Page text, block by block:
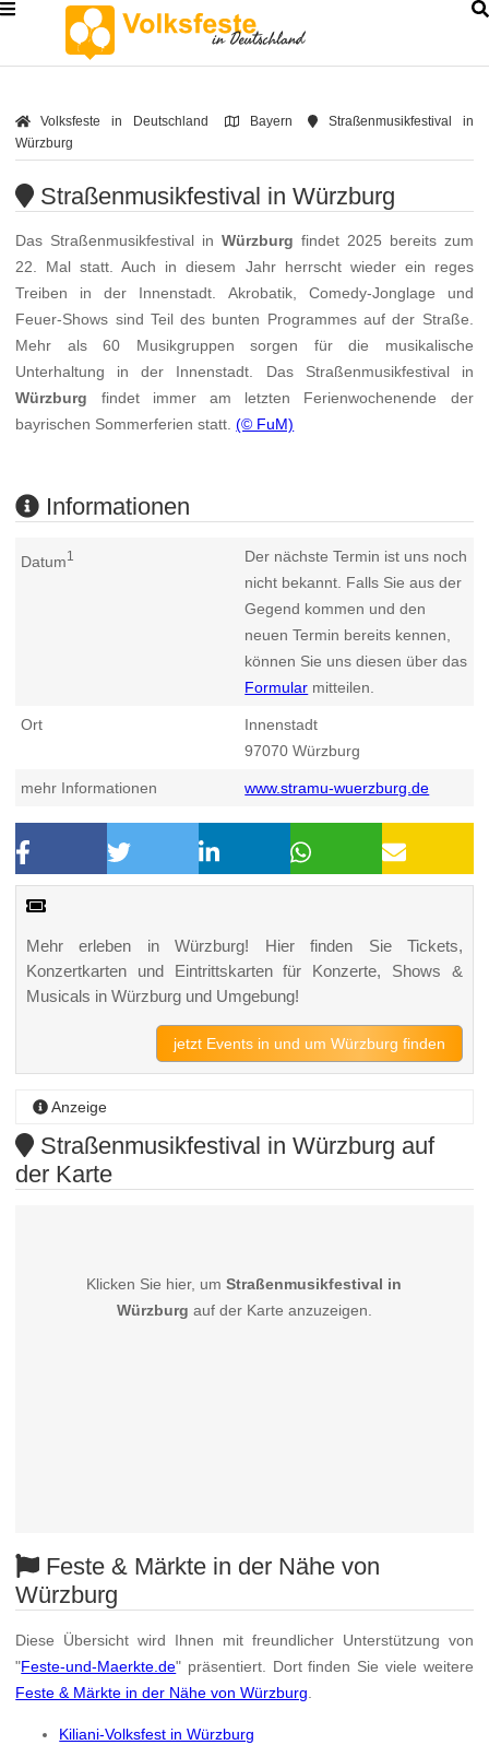
Volksfeste in Deutschland Bayern
Straßenmusikfestival in
Würzburg
Straßenmusikfestival in Würzburg
Das Straßenmusikfestival inWürzburg findet 2025 bereits zum
22. Mal statt. Auch in diesem Jahr herrscht wieder ein reges
Treiben in der Innenstadt. Akrobatik, Comedy-Jonglage und
Feuer-Shows sind Teil des bunten Programmes auf der Straße.
Mehr als 60 Musikgruppen sorgen für die musikalische
Unterhaltung in der Innenstadt. Das Straßenmusikfestival in
Würzburg findet immer am letzten Ferienwochenende der
bayrischen Sommerferien statt.(© FuM)
Informationen
Datum1
Der nächste Termin ist uns noch
nicht bekannt. Falls Sie aus der
Gegend kommen und den
neuen Termin bereits kennen,
können Sie uns diesen über das
Formular mitteilen.
Ort
Innenstadt
97070 Würzburg
mehr Informationen www.stramu-wuerzburg.de
Mehr erleben in Würzburg! Hier finden Sie Tickets,
Konzertkarten und Eintrittskarten für Konzerte, Shows &
Musicals in Würzburg und Umgebung!
jetzt Events in und um Würzburg finden
Anzeige
Straßenmusikfestival in Würzburg auf
der Karte
Klicken Sie hier, umStraßenmusikfestival in
Würzburg auf der Karte anzuzeigen.
Feste & Märkte in der Nähe von
Würzburg
Diese Übersicht wird Ihnen mit freundlicher Unterstützung von
"Feste-und-Maerkte.de" präsentiert. Dort finden Sie viele weitere
Feste & Märkte in der Nähe von Würzburg
Kiliani-Volksfest in Würzburg